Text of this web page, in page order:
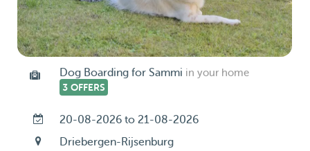
Dog Boarding for Sammi in your home
3 OFFERS
20-08-2026 to 21-08-2026
Driebergen-Rijsenburg